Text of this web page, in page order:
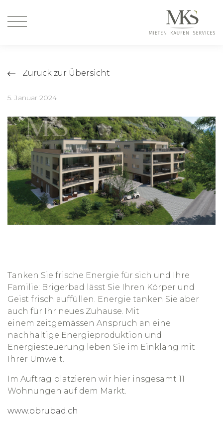
Zurück zur Übersicht
5. Januar 2024
Tanken Sie frische Energie für sich und Ihre
Familie: Brigerbad lässt Sie Ihren Körper und
Geist frisch auffüllen. Energie tanken Sie aber
auch für Ihr neues Zuhause. Mit
einem zeitgemässen Anspruch an eine
nachhaltige Energieproduktion und
Energiesteuerung leben Sie im Einklang mit
Ihrer Umwelt.
Im Auftrag platzieren wir hier insgesamt 11
Wohnungen auf dem Markt.
www.obrubad.ch